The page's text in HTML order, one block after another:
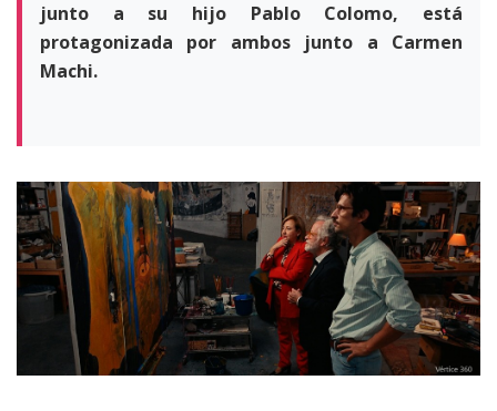
junto a su hijo Pablo Colomo, está
protagonizada por ambos junto a Carmen
Machi.